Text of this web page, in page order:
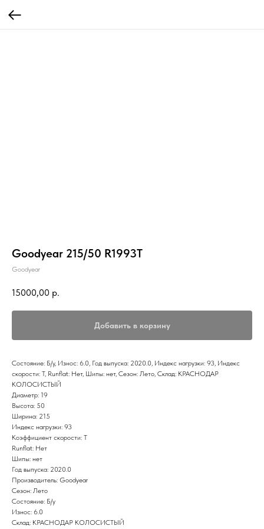
Goodyear 215/50 R1993T
Goodyear
15000,00 р.
Добавить в корзину
Состояние: Б/у, Износ: 6.0, Год выпуска: 2020.0, Индекс нагрузки: 93, Индекс
скорости: T, Runflat: Нет, Шипы: нет, Сезон: Лето, Склад: КРАСНОДАР
КОЛОСИСТЫЙ
Диаметр: 19
Высота: 50
Ширина: 215
Индекс нагрузки: 93
Коэффициент скорости: T
Runflat: Нет
Шипы: нет
Год выпуска: 2020.0
Производитель: Goodyear
Сезон: Лето
Состояние: Б/у
Износ: 6.0
Склад: КРАСНОДАР КОЛОСИСТЫЙ